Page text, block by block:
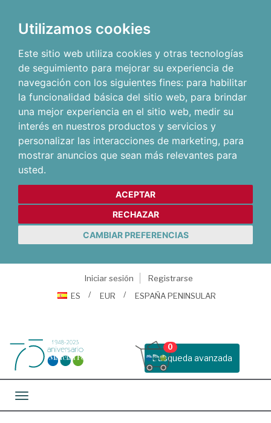
Utilizamos cookies
Este sitio web utiliza cookies y otras tecnologías
de seguimiento para mejorar su experiencia de
navegación con los siguientes fines: para habilitar
la funcionalidad básica del sitio web, para brindar
una mejor experiencia en el sitio web, medir su
interés en nuestros productos y servicios y
personalizar las interacciones de marketing, para
mostrar anuncios que sean más relevantes para
usted.
ACEPTAR
RECHAZAR
CAMBIAR PREFERENCIAS
Iniciar sesión
Registrarse
ES
EUR ESPAÑA PENINSULAR
Busqueda avanzada
0
Toggle navigation